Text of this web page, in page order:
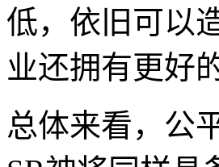
低，依旧可以
业还拥有更好
总体来看，公